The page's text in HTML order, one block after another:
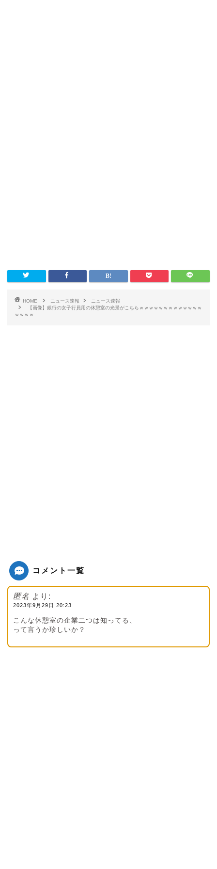
HOME ニュース速報
ニュース速報
【画像】銀行の女子行員用の休憩室の光景がこちらｗｗｗｗｗｗｗｗｗｗｗｗｗ
ｗｗｗｗ
コメント一覧
匿名 より:
2023年9月29日 20:23
こんな休憩室の企業二つは知ってる、
って言うか珍しいか？